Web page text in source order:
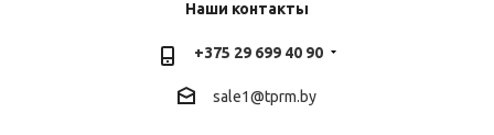
Наши контакты
+375 29 699 40 90
sale1@tprm.by